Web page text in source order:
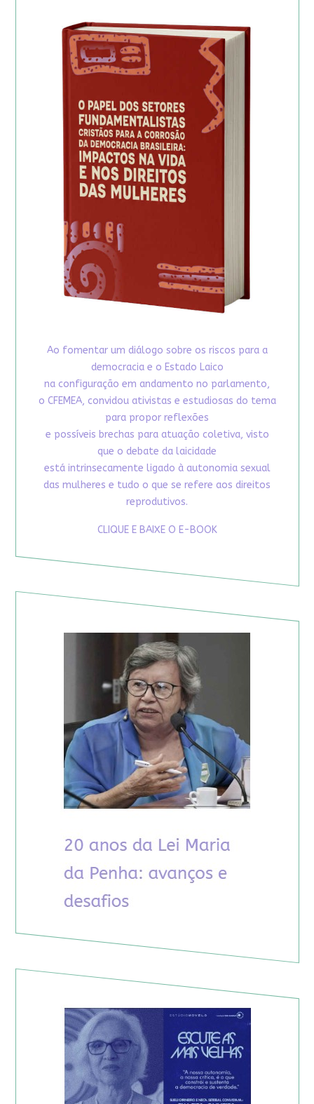
Ao fomentar um diálogo sobre os riscos para a
democracia e o Estado Laico
na configuração em andamento no parlamento,
o CFEMEA, convidou ativistas e estudiosas do tema
para propor reflexões
e possíveis brechas para atuação coletiva, visto
que o debate da laicidade
está intrinsecamente ligado à autonomia sexual
das mulheres e tudo o que se refere aos direitos
reprodutivos.
CLIQUE E BAIXE O E-BOOK